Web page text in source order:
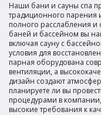
Наши бани и сауны спа
традиционного парения
полного расслабления
баней и бассейном вы
включая сауну с
условия для
парная оборудована
вентиляции, а
дизайн создают
планируете ли вы
процедурами в
высокие требования к